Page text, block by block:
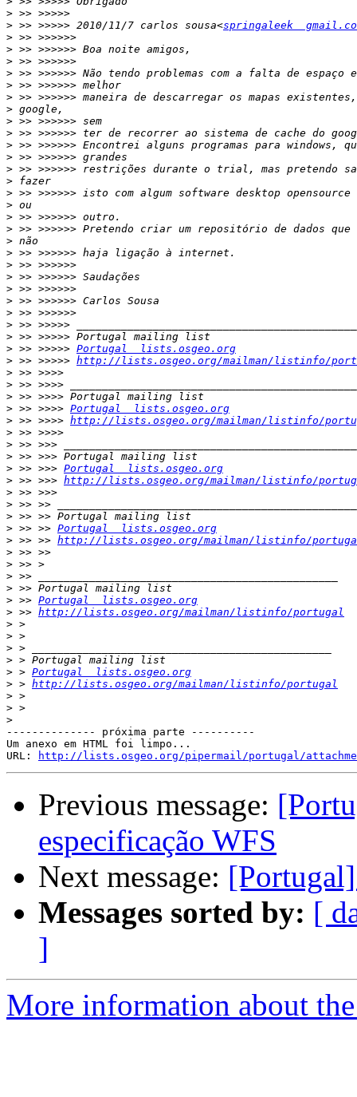
>
> >> >>>>> 2010/11/7 carlos sousa<springaleek
>
>
>
>
>
>
>
>
>
>
>
>
>
>
>
>
>
>
>
>
>
>
>
>
>
>
> >> >>>>> Portugal  lists.osgeo.org
> >> >>>>> http://lists.osgeo.org/mailman/listinfo/
>
>
>
> >> >>>> Portugal  lists.osgeo.org
> >> >>>> http://lists.osgeo.org/mailman/listinfo/
>
>
>
> >> >>> Portugal  lists.osgeo.org
> >> >>> http://lists.osgeo.org/mailman/listinfo/
>
>
>
> >> >> Portugal  lists.osgeo.org
> >> >> http://lists.osgeo.org/mailman/listinfo/
>
>
>
>
> >> Portugal  lists.osgeo.org
> >> http://lists.osgeo.org/mailman/listinfo/portugal
>
>
>
>
> > Portugal  lists.osgeo.org
> > http://lists.osgeo.org/mailman/listinfo/portugal
>
>
>
-------------- próxima parte ----------
Um anexo em HTML foi limpo...
URL:
http://lists.osgeo.org/pipermail/portugal/
Previous message:
especificação WFS
Next message:
Messages sorted by: [
]
More information about